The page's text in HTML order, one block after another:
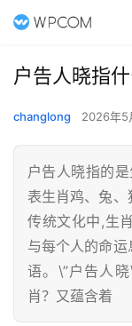
户告人晓指
changlong 2026年5
户告人晓指的
表生肖鸡、兔
传统文化中,生
与每个人的命
语。\”户告人
肖？又蕴含着